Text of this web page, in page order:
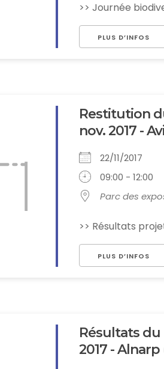
>> Journée
PLUS D’INFOS
Restitution
nov. 2017 -
22/11/2017
09:00 - 12:00
Parc des
>> Résultats
PLUS D’INFOS
Résultats du
2017 -